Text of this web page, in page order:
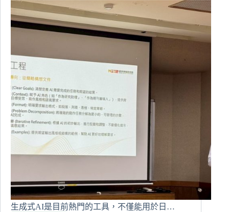
的
數
位
力
關
現
況-
困
境
與
防
治
生成式AI是目前熱門的工具，不僅能用於日…